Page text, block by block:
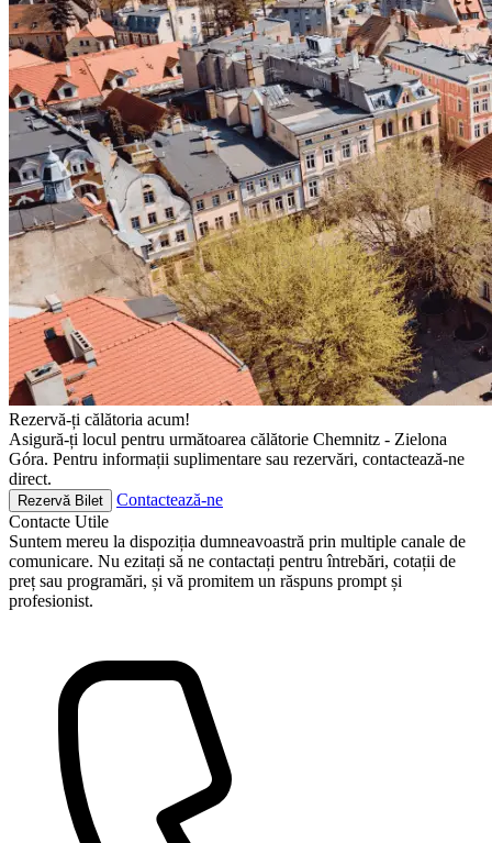
Rezervă-ți călătoria acum!
Asigură-ți locul pentru următoarea călătorie Chemnitz - Zielona
Góra. Pentru informații suplimentare sau rezervări, contactează-ne
direct.
Rezervă Bilet
Contactează-ne
Contacte Utile
Suntem mereu la dispoziția dumneavoastră prin multiple canale de
comunicare. Nu ezitați să ne contactați pentru întrebări, cotații de
preț sau programări, și vă promitem un răspuns prompt și
profesionist.